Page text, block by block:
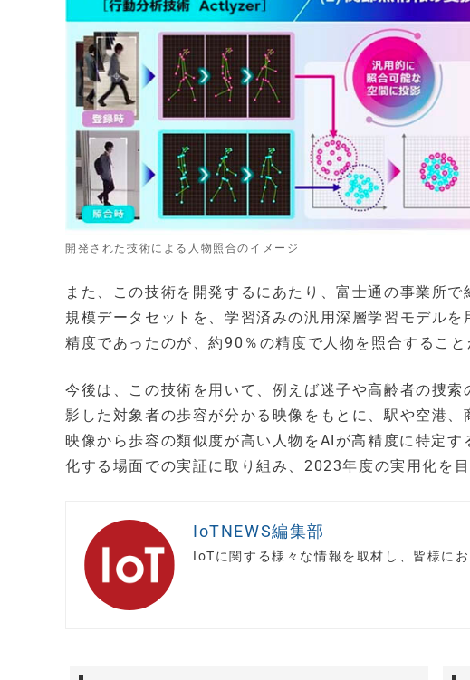
開発された技術による人物照合のイメージ
また、この技術を開発するにあたり、富士通の事業所
規模データセットを、学習済みの汎用深層学習モデル
精度であったのが、約90％の精度で人物を照合すること
今後は、この技術を用いて、例えば迷子や高齢者の捜
影した対象者の歩容が分かる映像をもとに、駅や空港
映像から歩容の類似度が高い人物をAIが高精度に特定
化する場面での実証に取り組み、2023年度の実用化を目
IoTNEWS編集部
IoTに関する様々な情報を取材し、皆様にお